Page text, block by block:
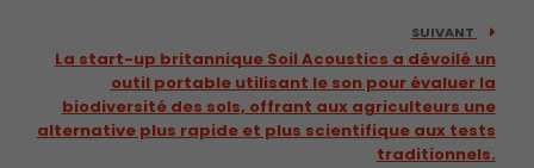
SUIVANT
La start-up britannique Soil Acoustics a dévoilé un
outil portable utilisant le son pour évaluer la
biodiversité des sols, offrant aux agriculteurs une
alternative plus rapide et plus scientifique aux tests
traditionnels.